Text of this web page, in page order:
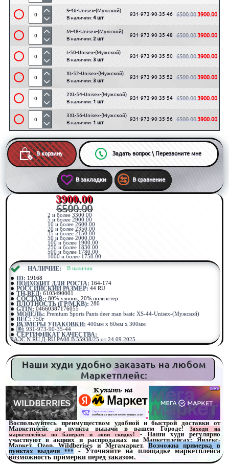
3900.00
6500.00
2 и более 3300.00
5 и более 2900.00
10 и более 2600.00
20 и более 2350.00
35 и более 2150.00
50 и более 2000.00
100 и более 1900.00
250 и более 1830.00
500 и более 1780.00
1000 и более 1750.00
⠀НАЛИЧИЕ: ⠀В наличии
ID: 19168
ПОДХОДИТ ДЛЯ РОСТА: 164-174
РОССИЙСКИЙ РАЗМЕР: 44 RU
ТН-ВЕД: 6103490001
СОСТАВ:: 80% хлопок, 20% полиэстер
ПЛОТНОСТЬ (ГР/М.КВ): 280
GTIN: 04660387176055
МОДЕЛЬ: Premium Sports Pants deer man basic XS-44-Unisex-(Мужской)
ВЕС: 750г
РАЗМЕРЫ УПАКОВКИ: 400мм x 60мм x 300мм
🆔: 931-973-90-35-44
СЕРТИФИКАТ КАЧЕСТВА:
ЕАЭС N RU Д-RU.РА08.В.55938/25 от 24.09.2025
S-46-Unisex-(Мужской)
В наличии:4 шт
931-973-90-35-46 6500.003900.00
M-48-Unisex-(Мужской)
В наличии:2 шт
931-973-90-35-48 6500.003900.00
L-50-Unisex-(Мужской)
В наличии:3 шт
931-973-90-35-50 6500.003900.00
XL-52-Unisex-(Мужской)
В наличии:3 шт
931-973-90-35-52 6500.003900.00
2XL-54-Unisex-(Мужской)
В наличии: 1 шт
931-973-90-35-54 6500.003900.00
3XL-56-Unisex-(Мужской)
В наличии: 1 шт
931-973-90-35-56 6500.003900.00
В корзину Задать вопрос \ Перезвоните мне
В закладки В сравнение
Наши худи удобно заказать на любом
Маркетплейс:
Воспользуйтесь преимуществом удобной и быстрой доставки от
Маркетплейс до пункта выдачи в вашем Городе!
Заходи на
маркетплейсы по банерам и лови скидку! - Наши худи регулярно
участвуют в акциях и распродажах на Маркетплейсах: Яндекс-
Маркет, Ozon, Wildberises и Мегамаркет. Возможна примерка в
пунктах выдачи ***
- Уточняйте на площадке маркетплейса
возможность примерки перед заказом.